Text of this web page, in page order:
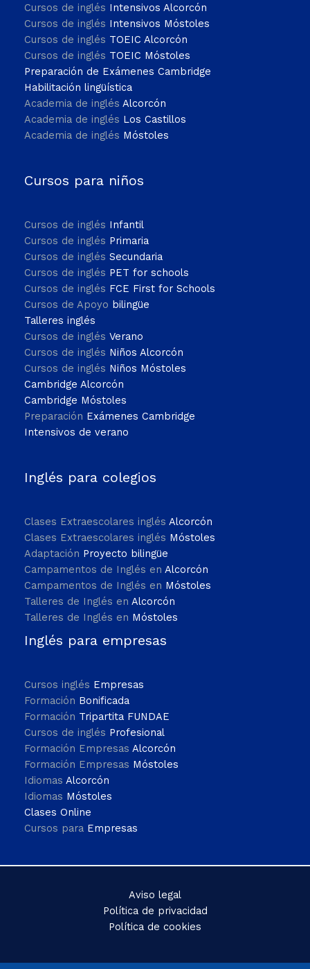
Cursos de inglés Intensivos Alcorcón
Cursos de inglés Intensivos Móstoles
Cursos de inglés TOEIC Alcorcón
Cursos de inglés TOEIC Móstoles
Preparación de Exámenes Cambridge
Habilitación lingüística
Academia de inglés Alcorcón
Academia de inglés Los Castillos
Academia de inglés Móstoles
Cursos para niños
Cursos de inglés Infantil
Cursos de inglés Primaria
Cursos de inglés Secundaria
Cursos de inglés PET for schools
Cursos de inglés FCE First for Schools
Cursos de Apoyo bilingüe
Talleres inglés
Cursos de inglés Verano
Cursos de inglés Niños Alcorcón
Cursos de inglés Niños Móstoles
Cambridge Alcorcón
Cambridge Móstoles
Preparación Exámenes Cambridge
Intensivos de verano
Inglés para colegios
Clases Extraescolares inglés Alcorcón
Clases Extraescolares inglés Móstoles
Adaptación Proyecto bilingüe
Campamentos de Inglés en Alcorcón
Campamentos de Inglés en Móstoles
Talleres de Inglés en Alcorcón
Talleres de Inglés en Móstoles
Inglés para empresas
Cursos inglés Empresas
Formación Bonificada
Formación Tripartita FUNDAE
Cursos de inglés Profesional
Formación Empresas Alcorcón
Formación Empresas Móstoles
Idiomas Alcorcón
Idiomas Móstoles
Clases Online
Cursos para Empresas
Aviso legal
Política de privacidad
Política de cookies